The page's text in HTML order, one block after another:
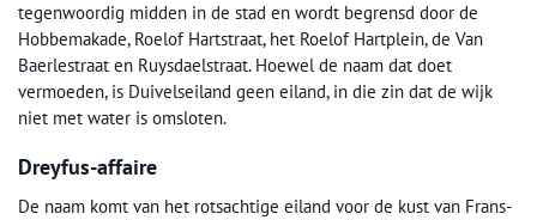
tegenwoordig midden in de stad en wordt begrensd door de
Hobbemakade, Roelof Hartstraat, het Roelof Hartplein, de Van
Baerlestraat en Ruysdaelstraat. Hoewel de naam dat doet
vermoeden, is Duivelseiland geen eiland, in die zin dat de wijk
niet met water is omsloten.
Dreyfus-affaire
De naam komt van het rotsachtige eiland voor de kust van Frans-